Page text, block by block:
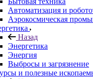
Автоматизация и
Аэрокосмическая
Назад
Энергетика
Энергия
Выбросы и загрязнение
и полезные